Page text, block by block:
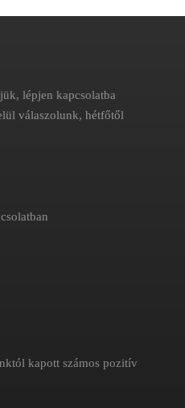
lépjen kapcsolatba
válaszolunk, hétfőtől
kapott számos pozitív